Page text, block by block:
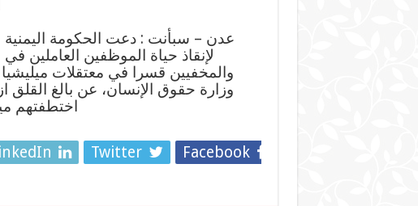
عدن – سبأنت : دعت الحكومة اليمنية
لإنقاذ حياة الموظفين العاملين
والمخفيين قسرا في معتقلات ميليشيا
اختطفتهم
Facebook
Twitter